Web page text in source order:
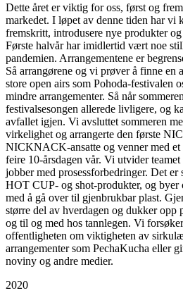
Dette året er viktig for oss, først og
markedet. I løpet av denne tiden har vi
fremskritt, introdusere nye produkter
Første halvår har imidlertid vært noe
pandemien. Arrangementene er
Så arrangørene og vi prøver å finne en
store open airs som Pohoda-festivalen
mindre arrangementer. Så når
festivalsesongen allerede livligere, og
avfallet igjen. Vi avsluttet sommeren
virkelighet og arrangerte den første
NICKNACK-ansatte og venner med
feire 10-årsdagen vår. Vi utvider
jobber med prosessforbedringer. Det er
HOT CUP- og shot-produkter, og byer
med å gå over til gjenbrukbar plast.
større del av hverdagen og dukker opp
og til og med hos tannlegen. Vi
offentligheten om viktigheten av
arrangementer som PechaKucha eller
noviny og andre medier.
2020